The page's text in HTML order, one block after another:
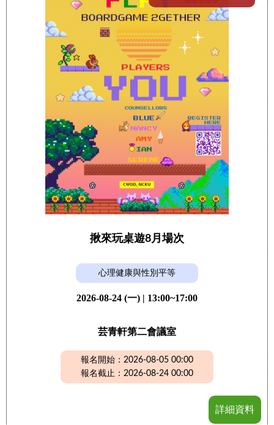
揪來玩桌遊8月場次
心理健康與性別平等
2026-08-24 (一) | 13:00~17:00
芸青軒第二會議室
報名開始：2026-08-05 00:00
報名截止：2026-08-24 00:00
詳細資料